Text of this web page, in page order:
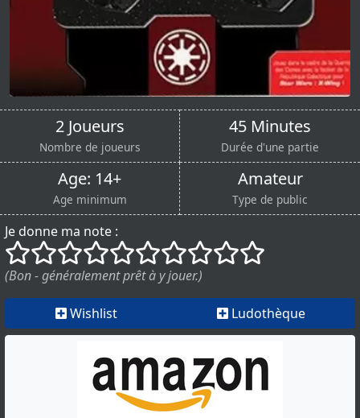
2 Joueurs
Nombre de joueurs
45 Minutes
Durée d'une partie
Age: 14+
Age minimum
Amateur
Type de public
Je donne ma note :
()
() () () () () () () ()
()
(Bon - généralement prêt à y jouer.)
Wishlist Ludothèque